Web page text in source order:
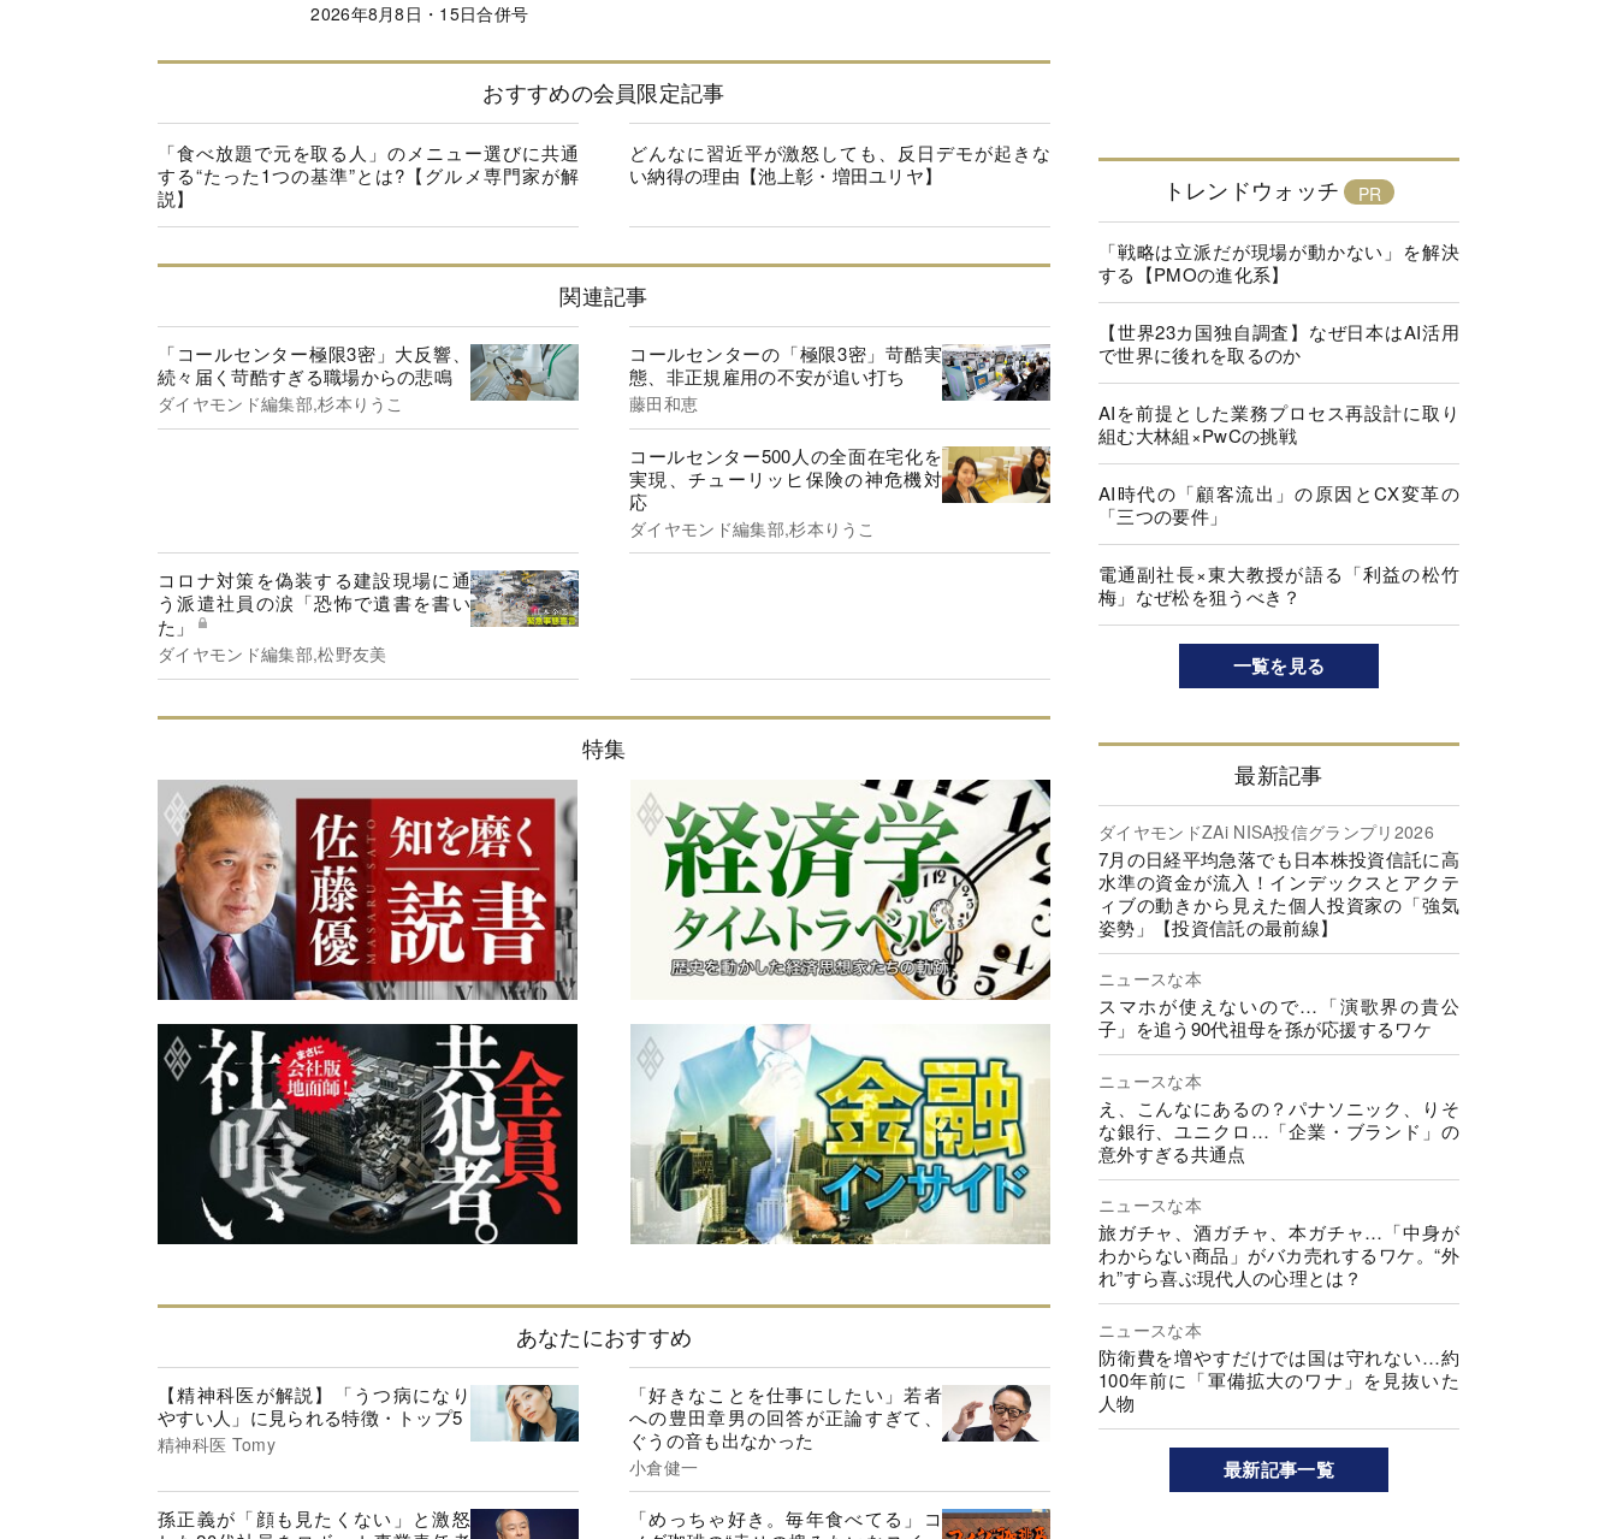
2026年8月8日・15日合併号
おすすめの会員限定記事
「食べ放題で元を取る人」のメニュー選びに共通
する“たった1つの基準”とは?【グルメ専門家が解
説】
どんなに習近平が激怒しても、反日デモが起きな
い納得の理由【池上彰・増田ユリヤ】
関連記事
「コールセンター極限3密」大反響、
続々届く苛酷すぎる職場からの悲鳴
ダイヤモンド編集部,杉本りうこ
コールセンターの「極限3密」苛酷実
態、非正規雇用の不安が追い打ち
藤田和恵
コールセンター500人の全面在宅化を
実現、チューリッヒ保険の神危機対
応
ダイヤモンド編集部,杉本りうこ
コロナ対策を偽装する建設現場に通
う派遣社員の涙「恐怖で遺書を書い
た」
ダイヤモンド編集部,松野友美
特集
あなたにおすすめ
【精神科医が解説】「うつ病になり
やすい人」に見られる特徴・トップ5
精神科医 Tomy
「好きなことを仕事にしたい」若者
への豊田章男の回答が正論すぎて、
ぐうの音も出なかった
小倉健一
孫正義が「顔も見たくない」と激怒
「めっちゃ好き。毎年食べてる」コ
トレンドウォッチ
「戦略は立派だが現場が動かない」を解決
する【PMOの進化系】
【世界23カ国独自調査】なぜ日本はAI活用
で世界に後れを取るのか
AIを前提とした業務プロセス再設計に取り
組む大林組×PwCの挑戦
AI時代の「顧客流出」の原因とCX変革の
「三つの要件」
電通副社長×東大教授が語る「利益の松竹
梅」なぜ松を狙うべき？
一覧を見る
最新記事
ダイヤモンドZAi NISA投信グランプリ2026
7月の日経平均急落でも日本株投資信託に高
水準の資金が流入！インデックスとアクテ
ィブの動きから見えた個人投資家の「強気
姿勢」【投資信託の最前線】
ニュースな本
スマホが使えないので…「演歌界の貴公
子」を追う90代祖母を孫が応援するワケ
ニュースな本
え、こんなにあるの？パナソニック、りそ
な銀行、ユニクロ…「企業・ブランド」の
意外すぎる共通点
ニュースな本
旅ガチャ、酒ガチャ、本ガチャ…「中身が
わからない商品」がバカ売れするワケ。“外
れ”すら喜ぶ現代人の心理とは？
ニュースな本
防衛費を増やすだけでは国は守れない…約
100年前に「軍備拡大のワナ」を見抜いた
人物
最新記事一覧